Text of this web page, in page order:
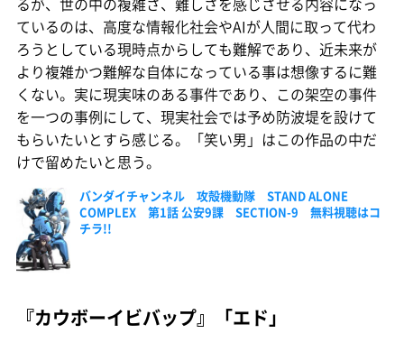
ているのは、高度な情報化社会やAIが人間に取って代わ
ろうとしている現時点からしても難解であり、近未来が
より複雑かつ難解な自体になっている事は想像するに難
くない。実に現実味のある事件であり、この架空の事件
を一つの事例にして、現実社会では予め防波堤を設けて
もらいたいとすら感じる。「笑い男」はこの作品の中だ
けで留めたいと思う。
バンダイチャンネル 攻殻機動隊 STAND ALONE
COMPLEX 第1話 公安9課 SECTION-9 無料視聴はコ
チラ!!
『カウボーイビバップ』「エド」